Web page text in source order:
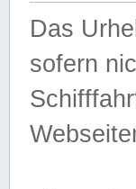
Das
sofern